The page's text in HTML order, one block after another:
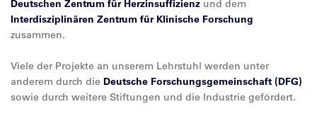
Deutschen Zentrum für Herzinsuffizienz und dem
Interdisziplinären Zentrum für Klinische Forschung
zusammen.
Viele der Projekte an unserem Lehrstuhl werden unter
anderem durch die Deutsche Forschungsgemeinschaft (DFG)
sowie durch weitere Stiftungen und die Industrie gefördert.